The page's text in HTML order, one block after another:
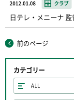
2012.01.08 クラブ
日テレ・メニーナ
前のページ
カテゴリー
ALL